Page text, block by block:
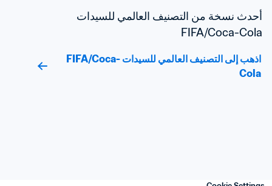
FIFA/Coca-Cola
اذهب إلى التصنيف العالمي للسيدات FIFA/Coca-
Cola